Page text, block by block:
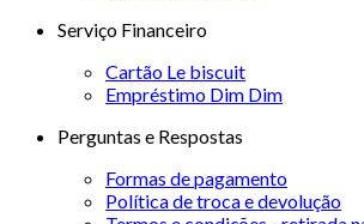
Serviço Financeiro
Cartão Le biscuit
Empréstimo Dim Dim
Perguntas e Respostas
Formas de pagamento
Política de troca e devolução